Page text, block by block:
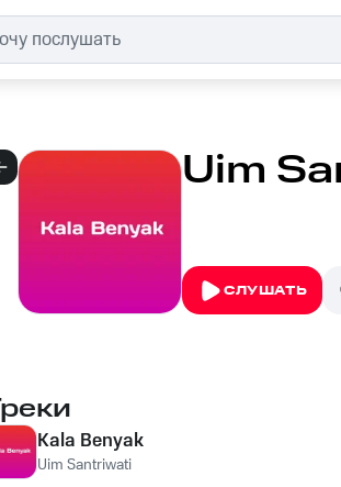
Uim
СЛУШАТЬ
Kala Benyak
Uim Santriwati